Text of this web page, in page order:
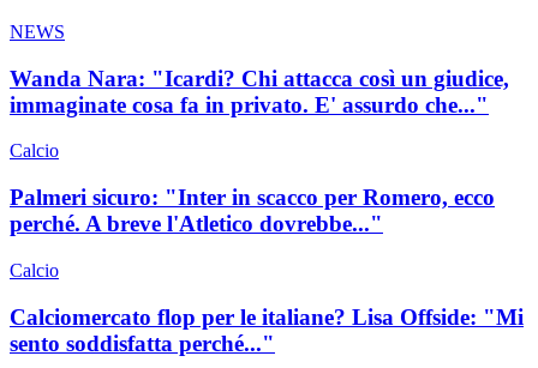
NEWS
Wanda Nara: "Icardi? Chi attacca così un giudice,
immaginate cosa fa in privato. E' assurdo che..."
Calcio
Palmeri sicuro: "Inter in scacco per Romero, ecco
perché. A breve l'Atletico dovrebbe..."
Calcio
Calciomercato flop per le italiane? Lisa Offside: "Mi
sento soddisfatta perché..."